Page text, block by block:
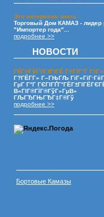
Это интересно знать
Торговый Дом КАМАЗ - лидер
"Импортер года"...
подробнее >>
НОВОСТИ
ГЌГ®ГўГ®Г±ГІГЁ Г®ГІГ°Г
Г?ГЁГ­Г» Г–ГЊГЉ
ГµГ Г°Г
В«ГІГ®ГЇГ®ГўГ»ГµВ»
ГЉГЂГЊГЂГ‡Г®Гў
подробнее >>
Бортовые Камазы